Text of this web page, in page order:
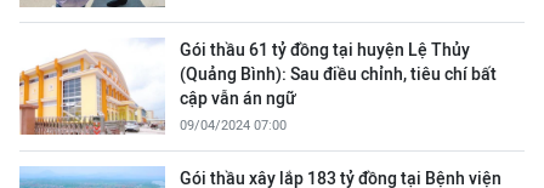
Gói thầu 61 tỷ đồng tại huyện Lệ Thủy
(Quảng Bình): Sau điều chỉnh, tiêu chí bất
cập vẫn án ngữ
09/04/2024 07:00
Gói thầu xây lắp 183 tỷ đồng tại Bệnh viện